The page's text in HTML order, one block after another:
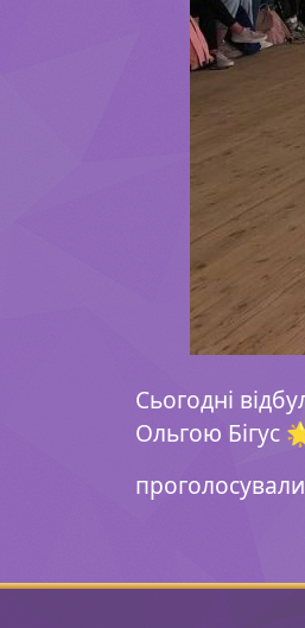
Сьогодні
Ольгою Бігус